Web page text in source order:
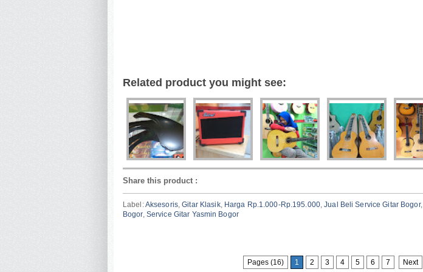
Related product you might see:
Share this product :
Label:Aksesoris,Gitar Klasik, Harga Rp.1.000-Rp.195.000,Jual Beli Service Gitar Bogor,
Bogor, Service Gitar Yasmin Bogor
Pages (16) 1 2 3 4 5 6 7 Next